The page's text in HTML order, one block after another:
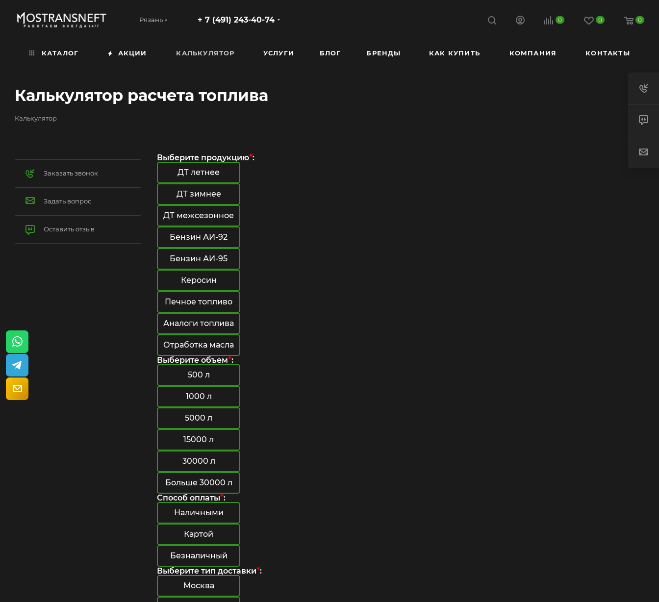
Рязань + 7 (491) 243-40-74 0 0 0
КАТАЛОГ АКЦИИ КАЛЬКУЛЯТОР УСЛУГИ БЛОГ БРЕНДЫ КАК КУПИТЬ КОМПАНИЯ КОНТАКТЫ
Калькулятор расчета топлива
Калькулятор
Выберите продукцию*:
ДТ летнее
ДТ зимнее
ДТ межсезонное
Бензин АИ-92
Бензин АИ-95
Керосин
Печное топливо
Аналоги топлива
Отработка масла
Выберите объем*:
500 л
1000 л
5000 л
15000 л
30000 л
Больше 30000 л
Способ оплаты*:
Наличными
Картой
Безналичный
Выберите тип доставки*:
Москва
Заказать звонок
Задать вопрос
Оставить отзыв